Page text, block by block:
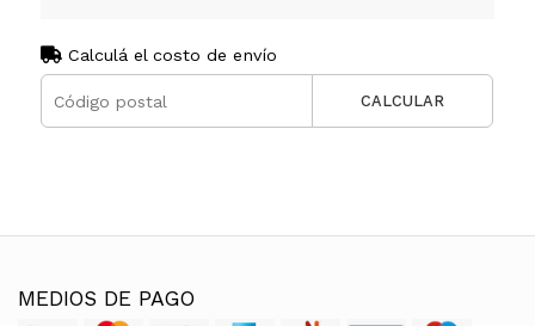
Calculá el costo de envío
CALCULAR
MEDIOS DE PAGO